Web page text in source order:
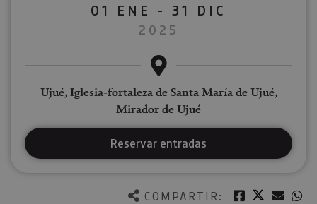
COMPARTIR: Facebook
Twitter
01 ENE - 31 DIC
2025
Ujué, Iglesia-fortaleza de Santa María de Ujué,
Mirador de Ujué
Reservar entradas